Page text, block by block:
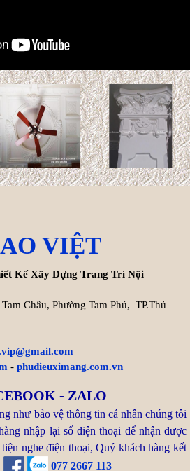
Loại nào tốt hơn? Độ bền &
Báo giá
Gỗ Teak (gỗ Giá Tỵ) và gỗ sồi là
trong thiết kế nội thất và kiến
Cách tính chi phí xây biệt thự
Hiện nay, chi phí thi công hoàn
thiện trọn gói biệt thự
VNĐ/m² cho đến ...
2027: Cơ hội Vàng đón thọ
tuổi 59
Bước sang năm 2027 (Đinh
Mùi), gia chủ tuổi Kỷ Dậu 1969
mụ). Trong dân gian, nhiều người
VIỆT
Kế Xây Dựng Trang Trí Nội
Châu, Phường Tam Phú, TP.Thủ
- phudieuximang.com.vn
- ZALO
như bảo vệ thông tin cá nhân chúng tôi
nhập lại số điện thoại để nhận được
nghe điện thoại, Quý khách hàng kết
077 2667 113